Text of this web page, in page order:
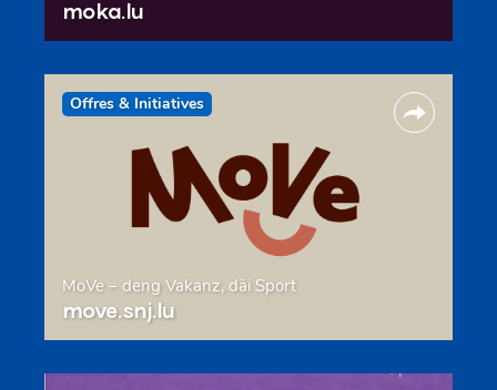
moka.lu
Offres & Initiatives
MoVe – deng Vakanz, däi Sport
move.snj.lu